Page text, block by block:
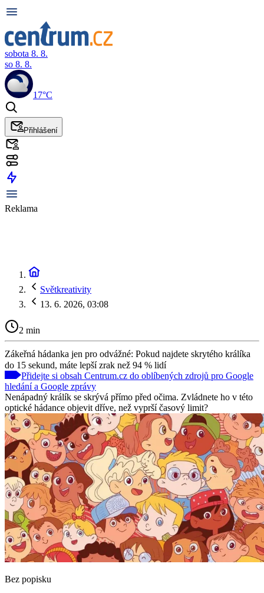
sobota 8. 8.
so 8. 8.
17°C
Přihlášení
Reklama
Světkreativity
13. 6. 2026, 03:08
2 min
Zákeřná hádanka jen pro odvážné: Pokud najdete skrytého králíka
do 15 sekund, máte lepší zrak než 94 % lidí
Přidejte si obsah Centrum.cz do oblíbených zdrojů pro Google
hledání a Google zprávy
Nenápadný králík se skrývá přímo před očima. Zvládnete ho v této
optické hádance objevit dříve, než vyprší časový limit?
Bez popisku